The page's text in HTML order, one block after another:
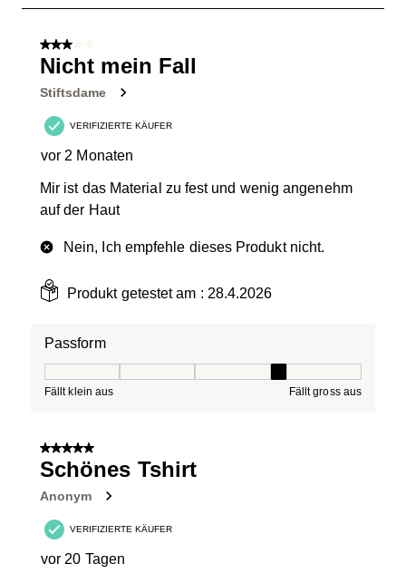
von
Bewertungen.
3 von 5 Sternen.
Nicht mein Fall
Stiftsdame
VERIFIZIERTE KÄUFER
vor 2 Monaten
Mir ist das Material zu fest und wenig angenehm
auf der Haut
Nein, Ich empfehle dieses Produkt nicht.
Produkt getestet am : 28.4.2026
Passform
Fällt klein aus Fällt gross aus
5 von 5 Sternen.
Schönes Tshirt
Anonym
VERIFIZIERTE KÄUFER
vor 20 Tagen